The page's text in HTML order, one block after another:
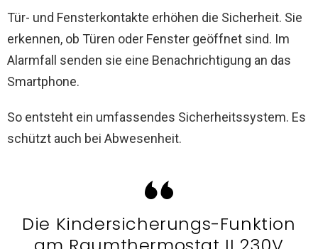
Tür- und Fensterkontakte erhöhen die Sicherheit. Sie
erkennen, ob Türen oder Fenster geöffnet sind. Im
Alarmfall senden sie eine Benachrichtigung an das
Smartphone.
So entsteht ein umfassendes Sicherheitssystem. Es
schützt auch bei Abwesenheit.
Die Kindersicherungs-Funktion